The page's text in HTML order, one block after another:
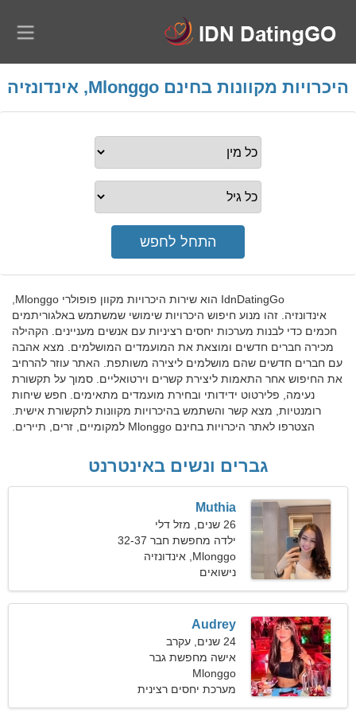
היכרויות מקוונות בחינם Mlonggo, אינדונזיה
אינדונזיה. זהו מנוע חיפוש היכרויות שימושי שמשתמש באלגוריתמים
חכמים כדי לבנות מערכות יחסים רציניות עם אנשים מעניינים. הקהילה
מכירה חברים חדשים ומוצאת את המועמדים המושלמים. מצא אהבה
עם חברים חדשים שהם מושלמים ליצירה משותפת. האתר עוזר להרחיב
את החיפוש אחר התאמות ליצירת קשרים וירטואליים. סמוך על תקשורת
נעימה, פלירטוט ידידותי ובחירת מועמדים מתאימים. חפש שיחות
רומנטיות, מצא קשר והשתמש בהיכרויות מקוונות לתקשורת אישית.
הצטרפו לאתר היכרויות בחינם Mlonggo למקומיים, זרים, תיירים.
גברים ונשים באינטרנט
Muthia
26 שנים, מזל דלי
ילדה מחפשת חבר 32-37
Mlonggo, אינדונזיה
נישואים
Audrey
24 שנים, עקרב
אישה מחפשת גבר
Mlonggo
מערכת יחסים רצינית